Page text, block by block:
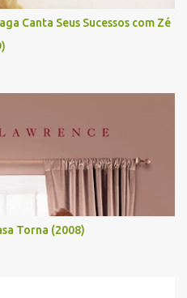
Canta Seus Sucessos com Zé
Torna (2008)